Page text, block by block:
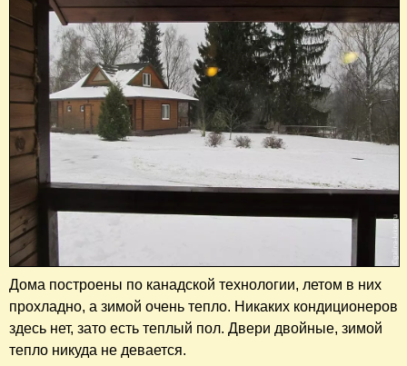
Дома построены по канадской технологии, летом в них
прохладно, а зимой очень тепло. Никаких кондиционеров
здесь нет, зато есть теплый пол. Двери двойные, зимой
тепло никуда не девается.